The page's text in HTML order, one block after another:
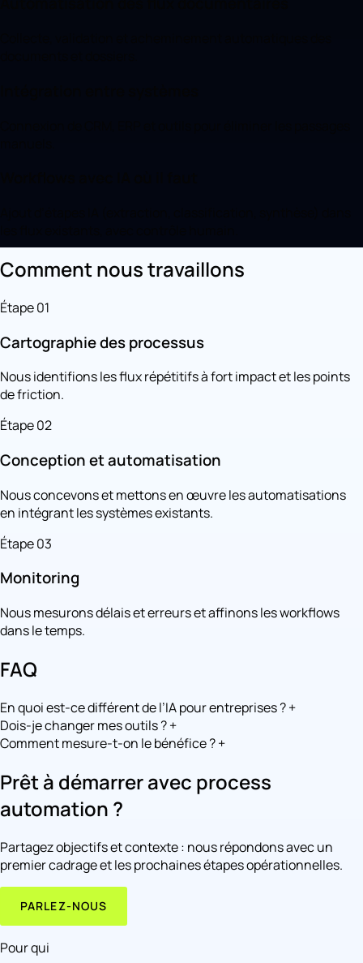
Comment nous travaillons
Étape 01
Cartographie des processus
Nous identifions les flux répétitifs à fort impact et les points
de friction.
Étape 02
Conception et automatisation
Nous concevons et mettons en œuvre les automatisations
en intégrant les systèmes existants.
Étape 03
Monitoring
Nous mesurons délais et erreurs et affinons les workflows
dans le temps.
FAQ
En quoi est-ce différent de l’IA pour entreprises ?+
Dois-je changer mes outils ?+
Comment mesure-t-on le bénéfice ?+
Prêt à démarrer avec process
automation ?
Partagez objectifs et contexte : nous répondons avec un
premier cadrage et les prochaines étapes opérationnelles.
PARLEZ-NOUS
Pour qui